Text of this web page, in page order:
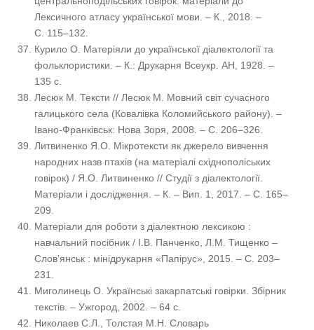
Лексичного атласу української мови. – К., 2018. –
С. 115–132.
Курило О. Матеріяли до української діалектології та
фольклористики. – К.: Друкарня Всеукр. АН, 1928. –
135 с.
Лесюк М. Тексти // Лесюк М. Мовний світ сучасного
галицького села (Ковалівка Коломийського району). –
Івано-Франківськ: Нова Зоря, 2008. – С. 206–326.
Литвиненко Я.О. Мікротексти як джерело вивчення
народних назв птахів (на матеріалі східнополіських
говірок) / Я.О. Литвиненко // Студії з діалектології.
Матеріали і дослідження. – К. – Вип. 1, 2017. – С. 165–
209.
Матеріали для роботи з діалектною лексикою :
навчальний посібник / І.В. Панченко, Л.М. Тищенко –
Слов’янськ : мінідрукарня «Папірус», 2015. – С. 203–
231.
Миголинець О. Українські закарпатські говірки. Збірник
текстів. – Ужгород, 2002. – 64 с.
Николаев С.Л., Толстая М.Н. Словарь